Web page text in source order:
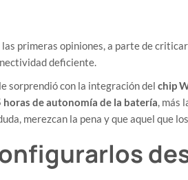
primeras opiniones, a parte de
deficiente.
sorprendió con la integración del chip
horas de autonomía de la batería, más
merezcan la pena y que aquel que